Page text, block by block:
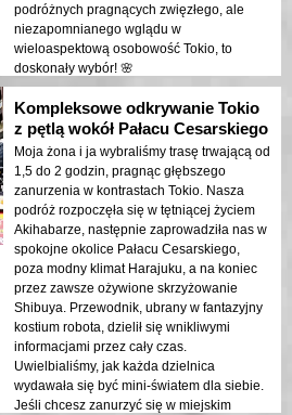
podróżnych pragnących zwięzłego, ale
niezapomnianego wglądu w
wieloaspektową osobowość Tokio, to
doskonały wybór! 🌸
Kompleksowe odkrywanie Tokio
z pętlą wokół Pałacu Cesarskiego
Moja żona i ja wybraliśmy trasę trwającą od
1,5 do 2 godzin, pragnąc głębszego
zanurzenia w kontrastach Tokio. Nasza
podróż rozpoczęła się w tętniącej życiem
Akihabarze, następnie zaprowadziła nas w
spokojne okolice Pałacu Cesarskiego,
poza modny klimat Harajuku, a na koniec
przez zawsze ożywione skrzyżowanie
Shibuya. Przewodnik, ubrany w fantazyjny
kostium robota, dzielił się wnikliwymi
informacjami przez cały czas.
Uwielbialiśmy, jak każda dzielnica
wydawała się być mini-światem dla siebie.
Jeśli chcesz zanurzyć się w miejskim